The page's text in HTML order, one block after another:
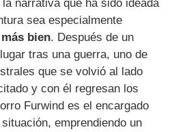
narrativa que ha sido ideada
sea especialmente
bien. Después de un
tras una guerra, uno de
que se volvió al lado
y con él regresan los
Furwind es el encargado
emprendiendo un